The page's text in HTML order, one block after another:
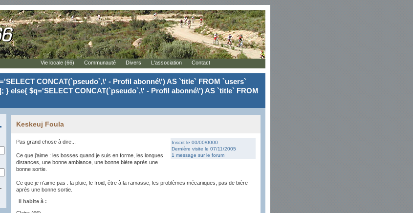
CONCAT(`pseudo`,\' - Profil abonné\') AS `title` FROM `users`
} else{ $q='SELECT CONCAT(`pseudo`,\' - Profil abonné\') AS `title` FROM
Keskeuj Foula
Inscrit le 00/00/0000
Dernière visite le 07/11/2005
1 message sur le forum
Pas grand chose à dire...
Ce que j'aime : les bosses quand je suis en forme, les longues
distances, une bonne ambiance, une bonne bière après une
bonne sortie.
Ce que je n'aime pas : la pluie, le froid, être à la ramasse, les problèmes mécaniques, pas de bière
après une bonne sortie.
Il habite à :
Vie locale (66) Communauté Divers L'association Contact